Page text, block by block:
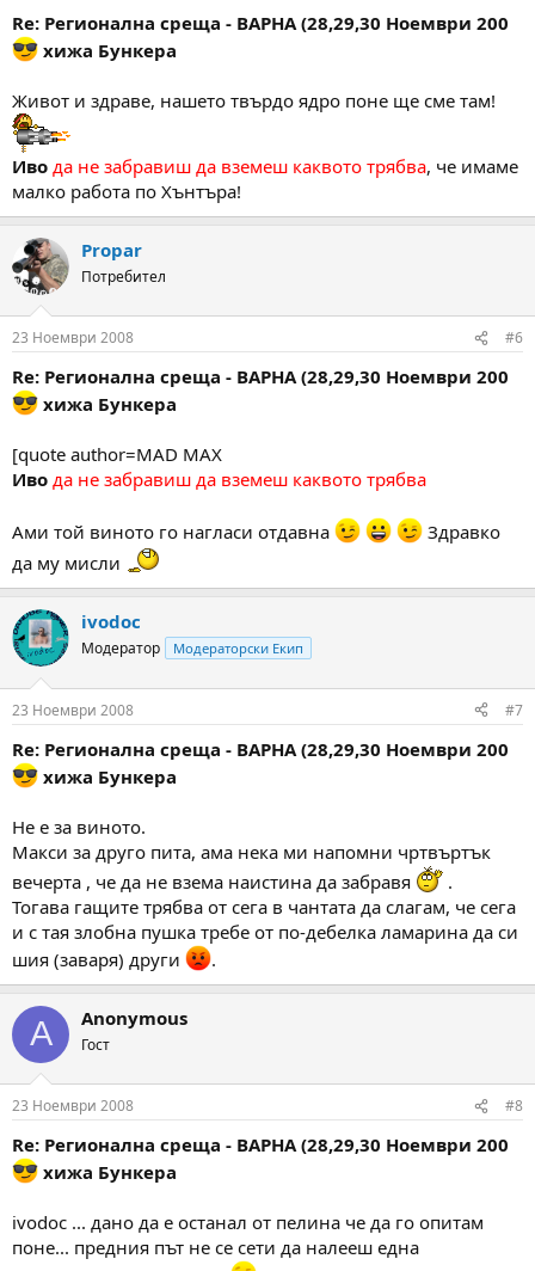
Re: Регионална среща - ВАРНА (28,29,30 Ноември 200
хижа Бункера
Живот и здраве, нашето твърдо ядро поне ще сме там!
Иво да не забравиш да вземеш каквото трябва, че имаме
малко работа по Хънтъра!
Propar
Потребител
23 Ноември 2008 #6
Re: Регионална среща - ВАРНА (28,29,30 Ноември 200
хижа Бункера
[quote author=MAD MAX
Иво да не забравиш да вземеш каквото трябва
Ами той виното го нагласи отдавна
Здравко
да му мисли
ivodoc
Модератор Модераторски Екип
23 Ноември 2008 #7
Re: Регионална среща - ВАРНА (28,29,30 Ноември 200
хижа Бункера
Не е за виното.
Макси за друго пита, ама нека ми напомни чртвъртък
вечерта , че да не взема наистина да забравя
.
Тогава гащите трябва от сега в чантата да слагам, че сега
и с тая злобна пушка требе от по-дебелка ламарина да си
шия (заваря) други
.
A Anonymous
Гост
23 Ноември 2008 #8
Re: Регионална среща - ВАРНА (28,29,30 Ноември 200
хижа Бункера
ivodoc ... дано да е останал от пелина че да го опитам
поне... предния път не се сети да налееш една